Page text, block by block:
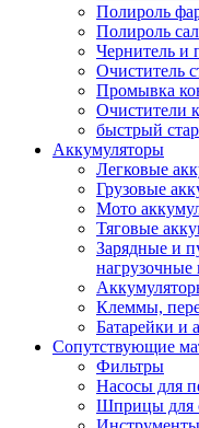
Полироль
Полироль
Чернитель и
Очиститель
Промывка
Очистители
быстрый
Аккумуляторы
Легковые
Грузовые
Мото
Тяговые
Зарядные и
нагрузочные
Клеммы,
Батарейки и
Сопутствующие
Фильтры
Насосы для
Шприцы для